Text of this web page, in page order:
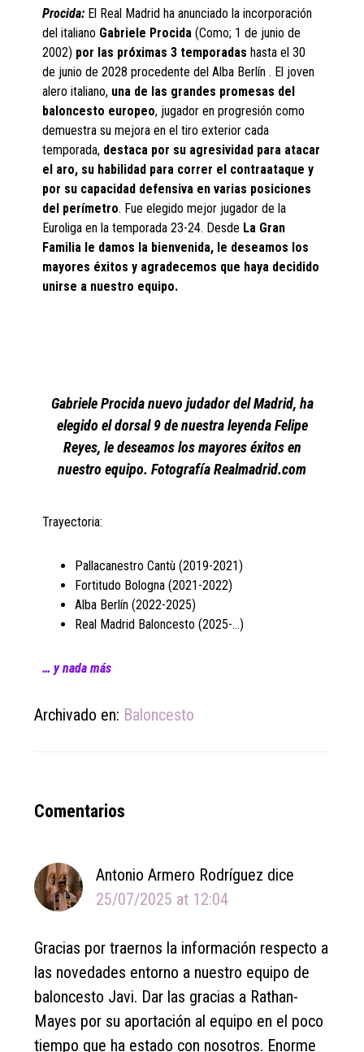
Procida: El Real Madrid ha anunciado la incorporación
del italiano Gabriele Procida (Como; 1 de junio de
2002) por las próximas 3 temporadas hasta el 30
de junio de 2028 procedente del Alba Berlín . El joven
alero italiano, una de las grandes promesas del
baloncesto europeo, jugador en progresión como
demuestra su mejora en el tiro exterior cada
temporada, destaca por su agresividad para atacar
el aro, su habilidad para correr el contraataque y
por su capacidad defensiva en varias posiciones
del perímetro. Fue elegido mejor jugador de la
Euroliga en la temporada 23-24. Desde La Gran
Familia le damos la bienvenida, le deseamos los
mayores éxitos y agradecemos que haya decidido
unirse a nuestro equipo.
Gabriele Procida nuevo judador del Madrid, ha
elegido el dorsal 9 de nuestra leyenda Felipe
Reyes, le deseamos los mayores éxitos en
nuestro equipo. Fotografía Realmadrid.com
Trayectoria:
Pallacanestro Cantù (2019-2021)
Fortitudo Bologna (2021-2022)
Alba Berlín (2022-2025)
Real Madrid Baloncesto (2025-…)
… y nada más
Archivado en: Baloncesto
Reader
Comentarios
Antonio Armero Rodríguez dice
25/07/2025 at 12:04
Gracias por traernos la información respecto a
las novedades entorno a nuestro equipo de
baloncesto Javi. Dar las gracias a Rathan-
Mayes por su aportación al equipo en el poco
tiempo que ha estado con nosotros. Enorme